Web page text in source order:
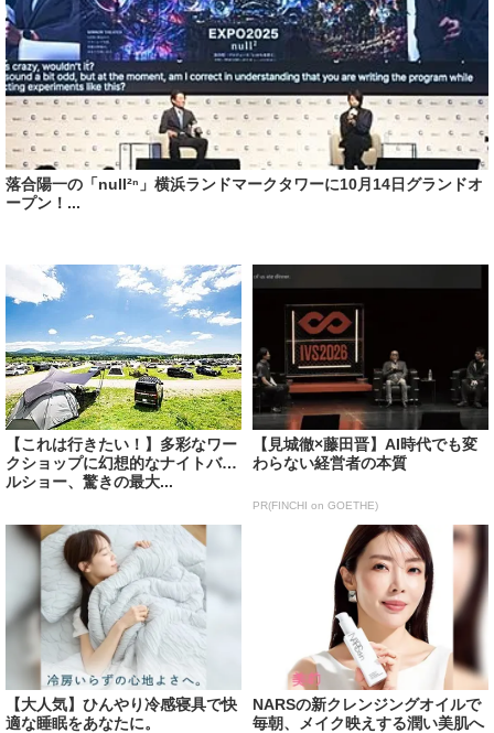
落合陽一の「null²ⁿ」横浜ランドマークタワーに10月14日グランドオ
ープン！...
【これは行きたい！】多彩なワー
クショップに幻想的なナイトバブ
ルショー、驚きの最大...
【見城徹×藤田晋】AI時代でも変
わらない経営者の本質
PR(FINCHI on GOETHE)
【大人気】ひんやり冷感寝具で快
適な睡眠をあなたに。
NARSの新クレンジングオイルで
毎朝、メイク映えする潤い美肌へ